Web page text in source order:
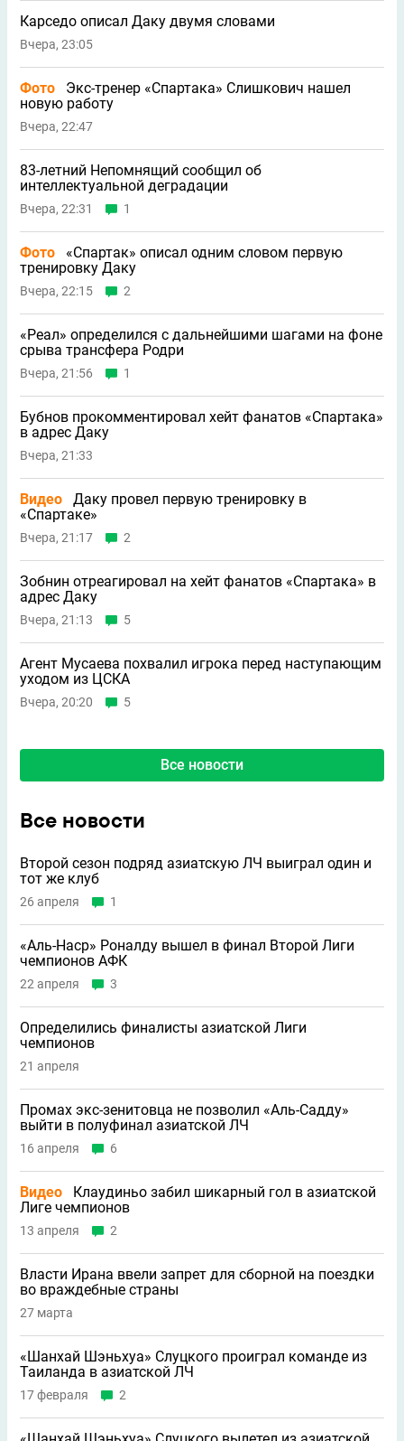
Карседо описал Даку двумя словами
Вчера, 23:05
Фото
Экс-тренер «Спартака» Слишкович нашел
новую работу
Вчера, 22:47
83-летний Непомнящий сообщил об
интеллектуальной деградации
Вчера, 22:31 1
Фото
«Спартак» описал одним словом первую
тренировку Даку
Вчера, 22:15 2
«Реал» определился с дальнейшими шагами на фоне
срыва трансфера Родри
Вчера, 21:56 1
Бубнов прокомментировал хейт фанатов «Спартака»
в адрес Даку
Вчера, 21:33
Видео
Даку провел первую тренировку в
«Спартаке»
Вчера, 21:17 2
Зобнин отреагировал на хейт фанатов «Спартака» в
адрес Даку
Вчера, 21:13 5
Агент Мусаева похвалил игрока перед наступающим
уходом из ЦСКА
Вчера, 20:20 5
Все новости
Все новости
Второй сезон подряд азиатскую ЛЧ выиграл один и
тот же клуб
26 апреля 1
«Аль-Наср» Роналду вышел в финал Второй Лиги
чемпионов АФК
22 апреля 3
Определились финалисты азиатской Лиги
чемпионов
21 апреля
Промах экс-зенитовца не позволил «Аль-Садду»
выйти в полуфинал азиатской ЛЧ
16 апреля 6
Видео
Клаудиньо забил шикарный гол в азиатской
Лиге чемпионов
13 апреля 2
Власти Ирана ввели запрет для сборной на поездки
во враждебные страны
27 марта
«Шанхай Шэньхуа» Слуцкого проиграл команде из
Таиланда в азиатской ЛЧ
17 февраля 2